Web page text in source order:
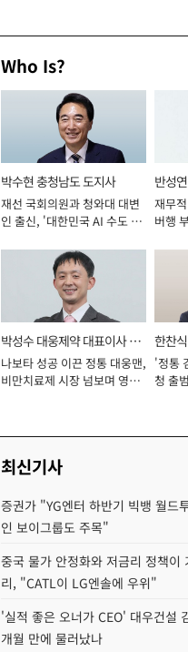
Who Is?
박수현 충청남도 도지사
재선 국회의원과 청와대 대변
인 출신, '대한민국 AI 수도 충
반성
재무
버행
년]
박성수 대웅제약 대표이사 사
장
나보타 성공 이끈 정통 대웅맨,
비만치료제 시장 넘보며 영업
한찬
서관
'정통
청 출
최신기사
증권가 "YG엔터 하반기 빅뱅 월드
인 보이그룹도 주목"
중국 물가 안정화와 저금리 정책이
리, "CATL이 LG엔솔에 우위"
'실적 좋은 오너가 CEO' 대우건설
개월 만에 물러났나